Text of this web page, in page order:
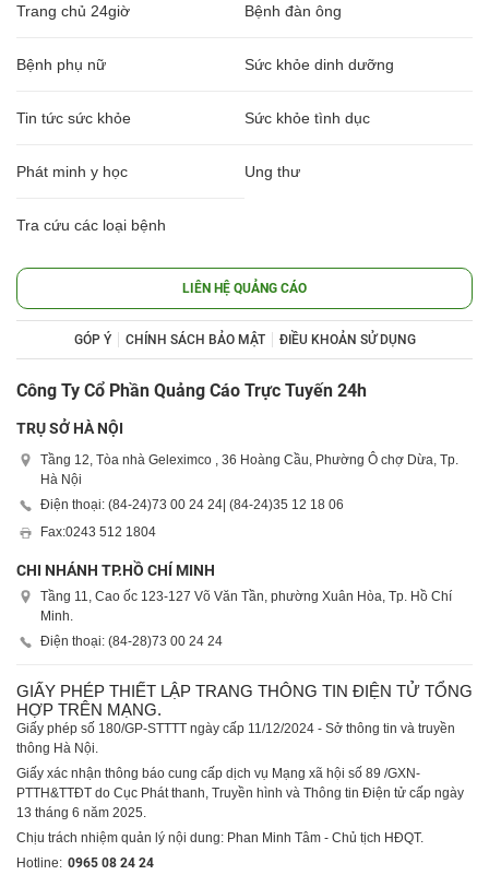
Trang chủ 24giờ Bệnh đàn ông
Bệnh phụ nữ Sức khỏe dinh dưỡng
Tin tức sức khỏe Sức khỏe tình dục
Phát minh y học Ung thư
Tra cứu các loại bệnh
LIÊN HỆ QUẢNG CÁO
GÓP Ý CHÍNH SÁCH BẢO MẬT ĐIỀU KHOẢN SỬ DỤNG
Công Ty Cổ Phần Quảng Cáo Trực Tuyến 24h
TRỤ SỞ HÀ NỘI
Tầng 12, Tòa nhà Geleximco , 36 Hoàng Cầu, Phường Ô chợ Dừa, Tp.
Hà Nội
Điện thoại: (84-24)73 00 24 24 | (84-24)35 12 18 06
Fax:0243 512 1804
CHI NHÁNH TP.HỒ CHÍ MINH
Tầng 11, Cao ốc 123-127 Võ Văn Tần, phường Xuân Hòa, Tp. Hồ Chí
Minh.
Điện thoại: (84-28)73 00 24 24
GIẤY PHÉP THIẾT LẬP TRANG THÔNG TIN ĐIỆN TỬ TỔNG
HỢP TRÊN MẠNG.
Giấy phép số 180/GP-STTTT ngày cấp 11/12/2024 - Sở thông tin và truyền
thông Hà Nội.
Giấy xác nhận thông báo cung cấp dịch vụ Mạng xã hội số 89 /GXN-
PTTH&TTĐT do Cục Phát thanh, Truyền hình và Thông tin Điện tử cấp ngày
13 tháng 6 năm 2025.
Chịu trách nhiệm quản lý nội dung: Phan Minh Tâm - Chủ tịch HĐQT.
Hotline: 0965 08 24 24